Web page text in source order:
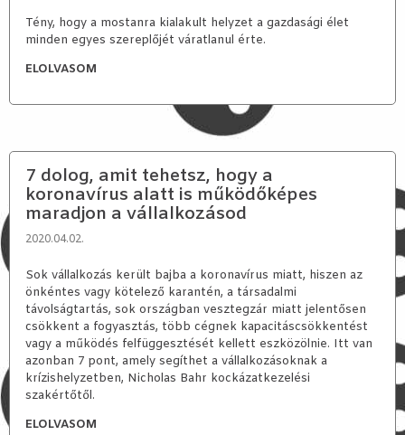
Tény, hogy a mostanra kialakult helyzet a gazdasági élet
minden egyes szereplőjét váratlanul érte.
ELOLVASOM
7 dolog, amit tehetsz, hogy a
koronavírus alatt is működőképes
maradjon a vállalkozásod
2020.04.02.
Sok vállalkozás került bajba a koronavírus miatt, hiszen az
önkéntes vagy kötelező karantén, a társadalmi
távolságtartás, sok országban vesztegzár miatt jelentősen
csökkent a fogyasztás, több cégnek kapacitáscsökkentést
vagy a működés felfüggesztését kellett eszközölnie. Itt van
azonban 7 pont, amely segíthet a vállalkozásoknak a
krízishelyzetben, Nicholas Bahr kockázatkezelési
szakértőtől.
ELOLVASOM